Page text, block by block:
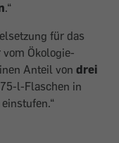
.“
für das
Ökologie-
Anteil von drei
l-Flaschen in